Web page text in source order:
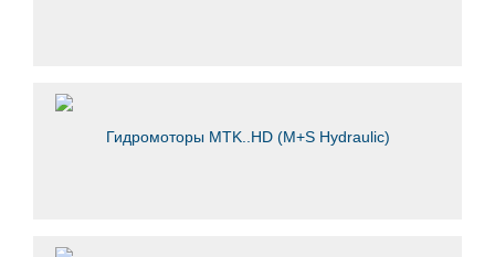
Гидромоторы MTK..HD (M+S Hydraulic)